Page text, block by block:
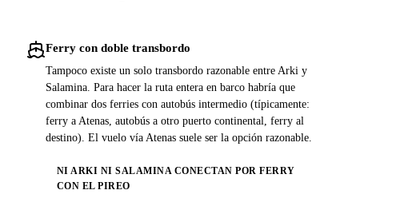
Ferry con doble transbordo
Tampoco existe un solo transbordo razonable entre Arki y
Salamina. Para hacer la ruta entera en barco habría que
combinar dos ferries con autobús intermedio (típicamente:
ferry a Atenas, autobús a otro puerto continental, ferry al
destino). El vuelo vía Atenas suele ser la opción razonable.
NI ARKI NI SALAMINA CONECTAN POR FERRY
CON EL PIREO